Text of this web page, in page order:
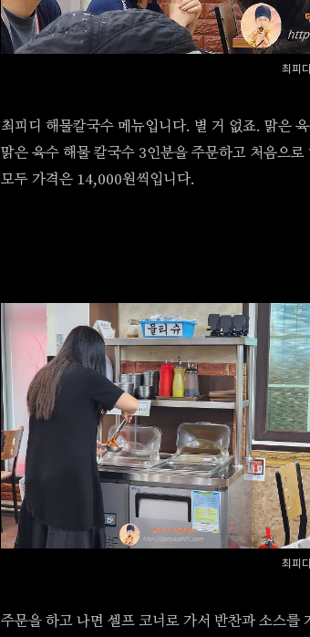
최피
최피디 해물칼국수 메뉴입니다. 별 거 없죠. 맑은
맑은 육수 해물 칼국수 3인분을 주문하고 처음으
모두 가격은 14,000원씩입니다.
최피
주문을 하고 나면 셀프 코너로 가서 반찬과 소스